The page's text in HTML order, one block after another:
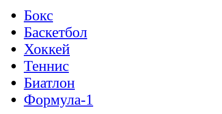
Бокс
Баскетбол
Хоккей
Теннис
Биатлон
Формула-1